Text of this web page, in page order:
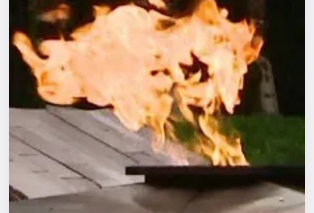
Города
Площадки
Артисты
Рейтинги